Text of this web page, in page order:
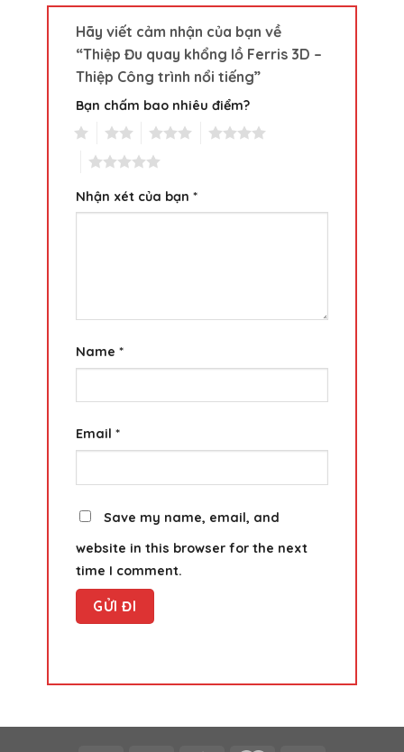
Hãy viết cảm nhận của bạn về
“Thiệp Đu quay khổng lồ Ferris 3D –
Thiệp Công trình nổi tiếng”
Bạn chấm bao nhiêu điểm?
Nhận xét của bạn *
Name *
Email *
Save my name, email, and
website in this browser for the next
time I comment.